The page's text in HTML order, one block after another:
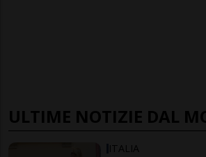
ULTIME NOTIZIE DAL
ITALIA